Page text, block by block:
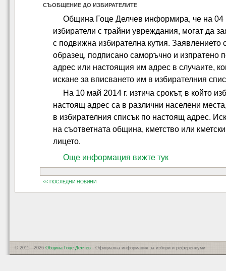
СЪОБЩЕНИЕ ДО ИЗБИРАТЕЛИТЕ
Община Гоце Делчев информира, че на 04
избиратели с трайни увреждания, могат да
с подвижна избирателна кутия.
образец, подписано саморъчно и изпратено
адрес или настоящия им адрес в случаите,
искане за вписването им в избирателния
На 10 май 2014 г. изтича срокът, в който
настоящ адрес са в различни населени
в избирателния списък по настоящ адрес.
на съответната община, кметство или
лицето.
Още информация вижте тук
<< ПОСЛЕДНИ НОВИНИ
© 2011—2026 Община Гоце Делчев - Официална информация за избори и референдуми